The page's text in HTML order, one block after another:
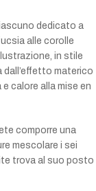
dedicato a
alle corolle
in stile
dall’effetto materico
calore alla mise en
comporre una
mescolare i sei
trova al suo posto